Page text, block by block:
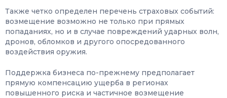
Также четко определен перечень страховых событий:
возмещение возможно не только при прямых
попаданиях, но и в случае повреждений ударных волн,
дронов, обломков и другого опосредованного
воздействия оружия.
Поддержка бизнеса по-прежнему предполагает
прямую компенсацию ущерба в регионах
повышенного риска и частичное возмещение